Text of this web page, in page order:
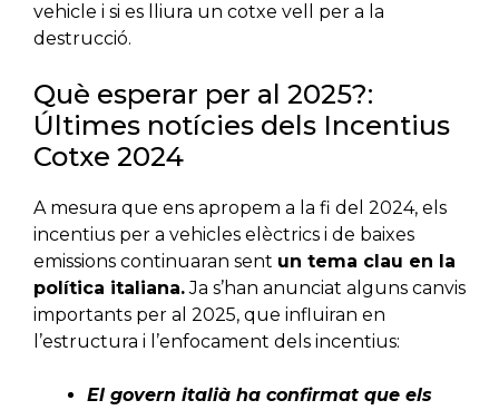
vehicle i si es lliura un cotxe vell per a la
destrucció.
Què esperar per al 2025?:
Últimes notícies dels Incentius
Cotxe 2024
A mesura que ens apropem a la fi del 2024, els
incentius per a vehicles elèctrics i de baixes
emissions continuaran sent un tema clau en la
política italiana.Ja s’han anunciat alguns canvis
importants per al 2025, que influiran en
l’estructura i l’enfocament dels incentius:
El govern italià ha confirmat que els